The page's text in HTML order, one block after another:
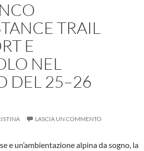
TRAIL
E
NEL
DEL 25–26
LASCIA UN COMMENTO
e un’ambientazione alpina da sogno, la